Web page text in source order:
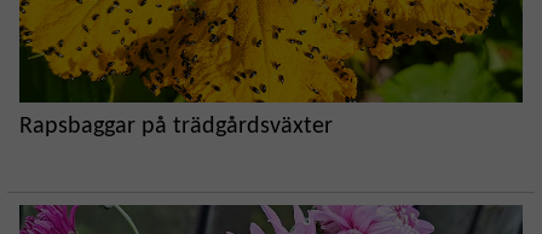
Rapsbaggar på trädgårdsväxter